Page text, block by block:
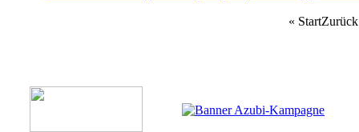
« StartZurück